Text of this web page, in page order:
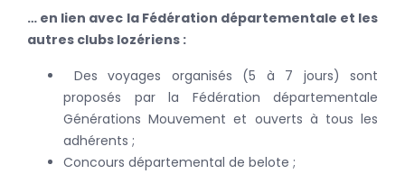
… en lien avec la Fédération départementale et les
autres clubs lozériens :
Des voyages organisés (5 à 7 jours) sont
proposés par la Fédération départementale
Générations Mouvement et ouverts à tous les
adhérents ;
Concours départemental de belote ;